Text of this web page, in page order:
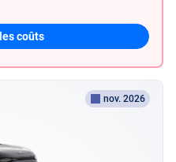
coûts
nov. 2026